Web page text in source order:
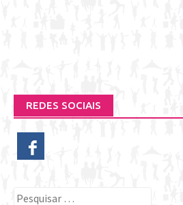
REDES SOCIAIS
Pesquisar